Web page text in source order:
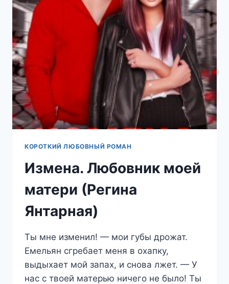
ЯНТАРНАЯ)
КОРОТКИЙ ЛЮБОВНЫЙ РОМАН
Измена. Любовник моей
матери (Регина
Янтарная)
Ты мне изменил! — мои губы дрожат.
Емельян сгребает меня в охапку,
выдыхает мой запах, и снова лжет. — У
нас с твоей матерью ничего не было! Ты